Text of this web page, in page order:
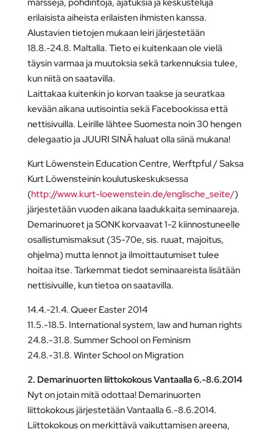
erilaisista aiheista erilaisten ihmisten kanssa.
Alustavien tietojen mukaan leiri järjestetään
18.8.-24.8. Maltalla. Tieto ei kuitenkaan ole vielä
täysin varmaa ja muutoksia sekä tarkennuksia tulee,
kun niitä on saatavilla.
Laittakaa kuitenkin jo korvan taakse ja seuratkaa
kevään aikana uutisointia sekä Facebookissa että
nettisivuilla. Leirille lähtee Suomesta noin 30 hengen
delegaatio ja JUURI SINÄ haluat olla siinä mukana!
Kurt Löwenstein Education Centre, Werftpful / Saksa
Kurt Löwensteinin koulutuskeskuksessa
(http://www.kurt-loewenstein.de/englische_seite/)
järjestetään vuoden aikana laadukkaita seminaareja.
Demarinuoret ja SONK korvaavat 1-2 kiinnostuneelle
osallistumismaksut (35-70e, sis. ruuat, majoitus,
ohjelma) mutta lennot ja ilmoittautumiset tulee
hoitaa itse. Tarkemmat tiedot seminaareista lisätään
nettisivuille, kun tietoa on saatavilla.
14.4.-21.4. Queer Easter 2014
11.5.-18.5. International system, law and human rights
24.8.-31.8. Summer School on Feminism
24.8.-31.8. Winter School on Migration
2. Demarinuorten liittokokous Vantaalla 6.-8.6.2014
Nyt on jotain mitä odottaa! Demarinuorten
liittokokous järjestetään Vantaalla 6.-8.6.2014.
Liittokokous on merkittävä vaikuttamisen areena,